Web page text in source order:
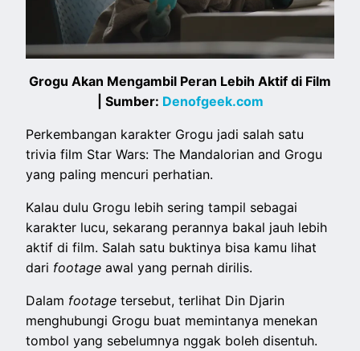
Grogu Akan Mengambil Peran Lebih Aktif di Film
| Sumber: Denofgeek.com
Perkembangan karakter Grogu jadi salah satu
trivia film Star Wars: The Mandalorian and Grogu
yang paling mencuri perhatian.
Kalau dulu Grogu lebih sering tampil sebagai
karakter lucu, sekarang perannya bakal jauh lebih
aktif di film. Salah satu buktinya bisa kamu lihat
dari footageawal yang pernah dirilis.
Dalam footagetersebut, terlihat Din Djarin
menghubungi Grogu buat memintanya menekan
tombol yang sebelumnya nggak boleh disentuh.